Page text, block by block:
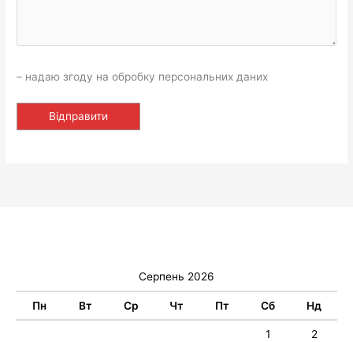
– надаю згоду на обробку персональних даних
Серпень 2026
Пн Вт Ср Чт Пт Сб Нд
1
2